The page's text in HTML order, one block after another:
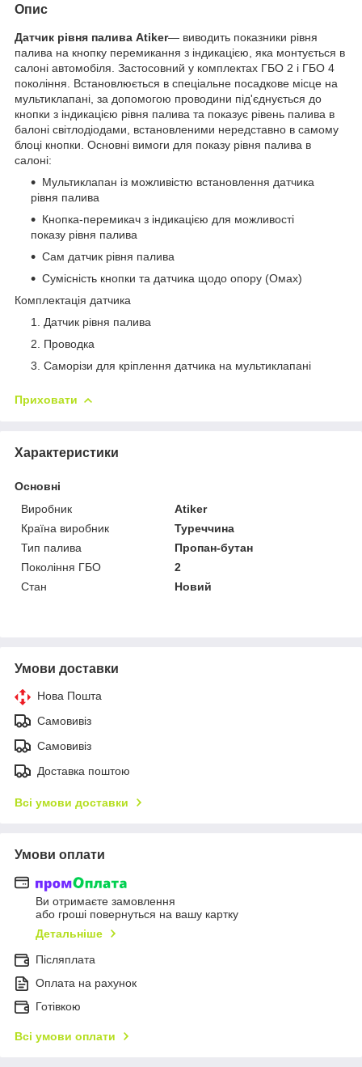
Опис
Датчик рівня палива Atiker— виводить показники рівня
палива на кнопку перемикання з індикацією, яка монтується в
салоні автомобіля. Застосовний у комплектах ГБО 2 і ГБО 4
покоління. Встановлюється в спеціальне посадкове місце на
мультиклапані, за допомогою проводини під'єднується до
кнопки з індикацією рівня палива та показує рівень палива в
балоні світлодіодами, встановленими нередставно в самому
блоці кнопки. Основні вимоги для показу рівня палива в
салоні:
Мультиклапан із можливістю встановлення датчика
рівня палива
Кнопка-перемикач з індикацією для можливості
показу рівня палива
Сам датчик рівня палива
Сумісність кнопки та датчика щодо опору (Омах)
Комплектація датчика
Датчик рівня палива
Проводка
Саморізи для кріплення датчика на мультиклапані
Приховати
Характеристики
Основні
Виробник
Atiker
Країна виробник
Туреччина
Тип палива
Пропан-бутан
Покоління ГБО
2
Стан
Новий
Умови доставки
Нова Пошта
Самовивіз
Самовивіз
Доставка поштою
Всі умови доставки
Умови оплати
Ви отримаєте замовлення
або гроші повернуться на вашу картку
Детальніше
Післяплата
Оплата на рахунок
Готівкою
Всі умови оплати